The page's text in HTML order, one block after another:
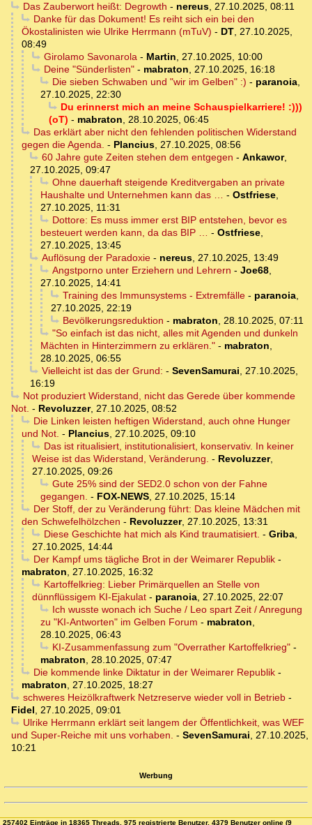
Das Zauberwort heißt: Degrowth - nereus, 27.10.2025, 08:11
Danke für das Dokument! Es reiht sich ein bei den
Ökostalinisten wie Ulrike Herrmann (mTuV) - DT, 27.10.2025,
08:49
Girolamo Savonarola- Martin, 27.10.2025, 10:00
Deine "Sünderlisten"- mabraton, 27.10.2025, 16:18
Die sieben Schwaben und "wir im Gelben" :) - paranoia,
27.10.2025, 22:30
Du erinnerst mich an meine Schauspielkarriere! :)))
(oT) - mabraton, 28.10.2025, 06:45
Das erklärt aber nicht den fehlenden politischen Widerstand
gegen die Agenda. - Plancius, 27.10.2025, 08:56
60 Jahre gute Zeiten stehen dem entgegen - Ankawor,
27.10.2025, 09:47
Ohne dauerhaft steigende Kreditvergaben an private
Haushalte und Unternehmen kann das … - Ostfriese,
27.10.2025, 11:31
Dottore: Es muss immer erst BIP entstehen, bevor es
besteuert werden kann, da das BIP … - Ostfriese,
27.10.2025, 13:45
Auflösung der Paradoxie- nereus, 27.10.2025, 13:49
Angstporno unter Erziehern und Lehrern - Joe68,
27.10.2025, 14:41
Training des Immunsystems - Extremfälle- paranoia,
27.10.2025, 22:19
Bevölkerungsreduktion - mabraton, 28.10.2025, 07:11
"So einfach ist das nicht, alles mit Agenden und dunkeln
Mächten in Hinterzimmern zu erklären." - mabraton,
28.10.2025, 06:55
Vielleicht ist das der Grund: - SevenSamurai, 27.10.2025,
16:19
Not produziert Widerstand, nicht das Gerede über kommende
Not. - Revoluzzer, 27.10.2025, 08:52
Die Linken leisten heftigen Widerstand, auch ohne Hunger
und Not. - Plancius, 27.10.2025, 09:10
Das ist ritualisiert, institutionalisiert, konservativ. In keiner
Weise ist das Widerstand, Veränderung. - Revoluzzer,
27.10.2025, 09:26
Gute 25% sind der SED2.0 schon von der Fahne
gegangen. - FOX-NEWS, 27.10.2025, 15:14
Der Stoff, der zu Veränderung führt: Das kleine Mädchen mit
den Schwefelhölzchen - Revoluzzer, 27.10.2025, 13:31
Diese Geschichte hat mich als Kind traumatisiert. - Griba,
27.10.2025, 14:44
Der Kampf ums tägliche Brot in der Weimarer Republik-
mabraton, 27.10.2025, 16:32
Kartoffelkrieg: Lieber Primärquellen an Stelle von
dünnflüssigem KI-Ejakulat - paranoia, 27.10.2025, 22:07
Ich wusste wonach ich Suche / Leo spart Zeit / Anregung
zu "KI-Antworten" im Gelben Forum - mabraton,
28.10.2025, 06:43
KI-Zusammenfassung zum "Overrather Kartoffelkrieg"-
mabraton, 28.10.2025, 07:47
Die kommende linke Diktatur in der Weimarer Republik-
mabraton, 27.10.2025, 18:27
schweres Heizölkraftwerk Netzreserve wieder voll in Betrieb-
Fidel, 27.10.2025, 09:01
Ulrike Herrmann erklärt seit langem der Öffentlichkeit, was WEF
und Super-Reiche mit uns vorhaben. - SevenSamurai, 27.10.2025,
10:21
Werbung
257402 Einträge in 18365 Threads, 975 registrierte Benutzer, 4379 Benutzer online (9